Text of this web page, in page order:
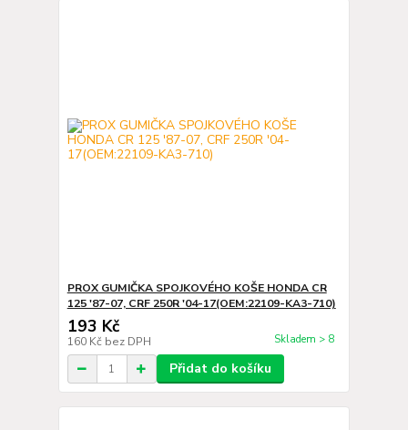
PROX GUMIČKA SPOJKOVÉHO KOŠE HONDA CR
125 '87-07, CRF 250R '04-17(OEM:22109-KA3-710)
193 Kč
160 Kč bez DPH Skladem > 8
Přidat do košíku